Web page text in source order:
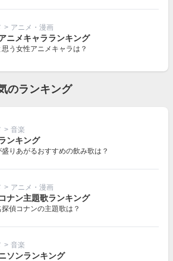
> アニメ・漫画
ニメキャラランキング
う女性アニメキャラは？
のランキング
> 音楽
ンキング
りあがるおすすめの飲み歌は？
> アニメ・漫画
ナン主題歌ランキング
偵コナンの主題歌は？
> 音楽
ソンランキング